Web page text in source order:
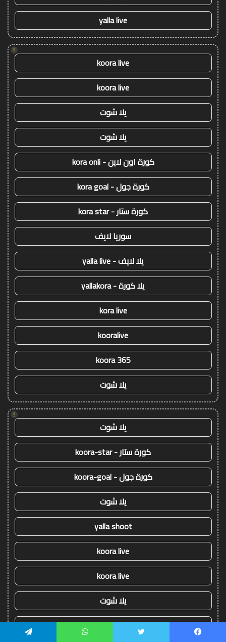
yalla live
!
koora live
koora live
يلا شوت
يلا شوت
كورة اون لاين - kora onli
كورة جول - kora goal
كورة ستار - kora star
سوريا لايف
يلا لايف - yalla live
يلا كورة - yallakora
kora live
kooralive
koora 365
يلا شوت
!
يلا شوت
كورة ستار - koora-star
كورة جول - koora-goal
يلا شوت
yalla shoot
koora live
koora live
يلا شوت
koora live